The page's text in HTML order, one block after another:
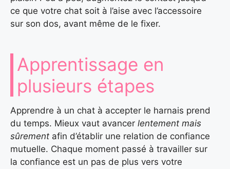
ce que votre chat soit à l’aise avec l’accessoire
sur son dos, avant même de le fixer.
Apprentissage en
plusieurs étapes
Apprendre à un chat à accepter le harnais prend
du temps. Mieux vaut avancer lentement mais
sûrement afin d’établir une relation de confiance
mutuelle. Chaque moment passé à travailler sur
la confiance est un pas de plus vers votre